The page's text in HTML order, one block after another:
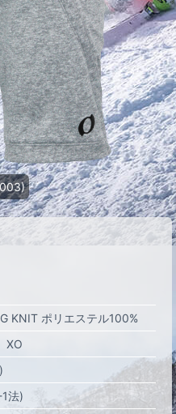
KNIT ポリエステル100%
XO
法)